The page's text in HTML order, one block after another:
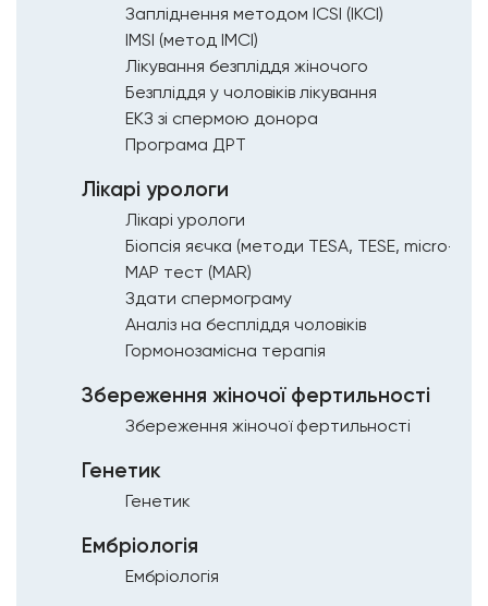
Запліднення методом ICSI (ІКСІ)
IMSI (метод ІМСІ)
Лікування безпліддя жіночого
Безпліддя у чоловіків лікування
ЕКЗ зі спермою донора
Програма ДРТ
Лікарі урологи
Лікарі урологи
Біопсія яєчка (методи ТЕSА, TESE, micro-
МАР тест (MAR)
Здати спермограму
Аналіз на беспліддя чоловіків
Гормонозамісна терапія
Збереження жіночої фертильності
Збереження жіночої фертильності
Генетик
Генетик
Ембріологія
Ембріологія